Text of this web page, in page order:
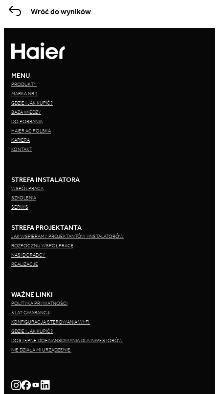
Wróć do wyników
MENU
PRODUKTY
MARKA NR 1
GDZIE I JAK KUPIĆ?
BAZA WIEDZY
DO POBRANIA
HAIER AC POLSKA
KARIERA
KONTAKT
STREFA INSTALATORA
WSPÓŁPRACA
SZKOLENIA
SERWIS
STREFA PROJEKTANTA
JAK WSPIERAMY PROJEKTANTÓW I INSTALATORÓW
ROZPOCZNIJ WSPÓŁPRACĘ
NASI DORADCY
REALIZACJE
WAŻNE LINKI
POLITYKA PRYWATNOŚCI
5 LAT GWARANCJI
KONFIGURACJA STEROWANIA WI-FI
GDZIE I JAK KUPIĆ?
DOSTĘPNE DOFINANSOWANIA DLA INWESTORÓW
NIE DZIAŁA MI URZĄDZENIE